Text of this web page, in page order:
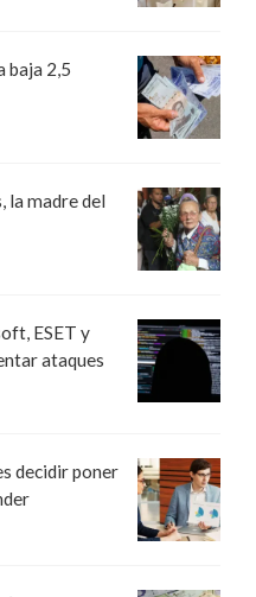
baja 2,5
la madre del
ESET y
ataques
decidir poner